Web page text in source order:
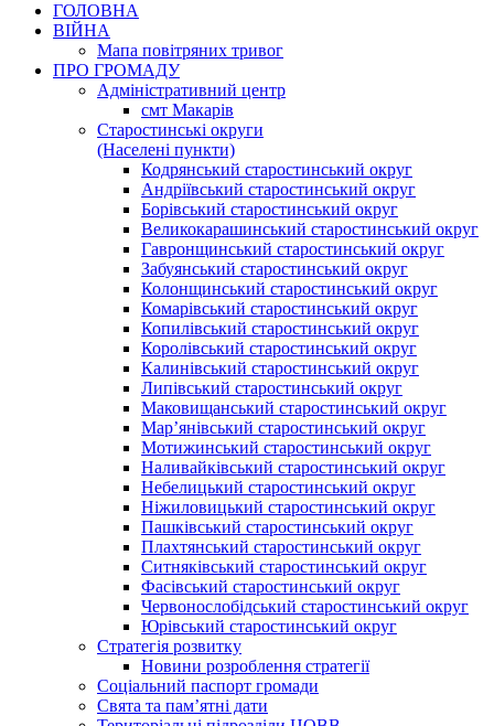
ГОЛОВНА
ВІЙНА
Мапа повітряних тривог
ПРО ГРОМАДУ
Aдміністративний центр
смт Макарів
Старостинські округи
(Населені пункти)
Кодрянський старостинський округ
Андріївський старостинський округ
Борівський старостинський округ
Великокарашинський старостинський округ
Гавронщинський старостинський округ
Забуянський старостинський округ
Колонщинський старостинський округ
Комарівський старостинський округ
Копилівський старостинський округ
Королівський старостинський округ
Калинівський старостинський округ
Липівський старостинський округ
Маковищанський старостинський округ
Мар’янівський старостинський округ
Мотижинський старостинський округ
Наливайківський старостинський округ
Небелицький старостинський округ
Ніжиловицький старостинський округ
Пашківський старостинський округ
Плахтянський старостинський округ
Ситняківський старостинський округ
Фасівський старостинський округ
Червонослобідський старостинський округ
Юрівський старостинський округ
Стратегія розвитку
Новини розроблення стратегії
Соціальний паспорт громади
Свята та пам’ятні дати